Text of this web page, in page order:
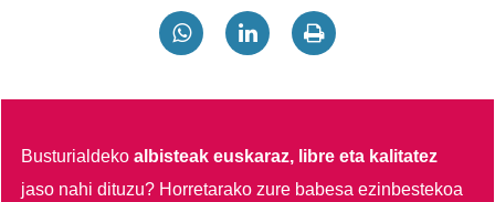
Busturialdekoalbisteak euskaraz, libre eta kalitatez
jaso nahi dituzu? Horretarako zure babesa ezinbestekoa